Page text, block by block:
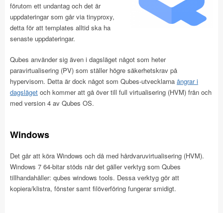
förutom ett undantag och det är
uppdateringar som går via tinyproxy,
detta för att templates alltid ska ha
senaste uppdateringar.
Qubes använder sig även i dagsläget något som heter
paravirtualisering (PV) som ställer högre säkerhetskrav på
hypervisorn. Detta är dock något som Qubes-utvecklarna ångrar i
dagsläget och kommer att gå över till full virtualisering (HVM) från och
med version 4 av Qubes OS.
Windows
Det går att köra Windows och då med hårdvaruvirtualisering (HVM).
Windows 7 64-bitar stöds när det gäller verktyg som Qubes
tillhandahåller: qubes windows tools. Dessa verktyg gör att
kopiera/klistra, fönster samt filöverföring fungerar smidigt.